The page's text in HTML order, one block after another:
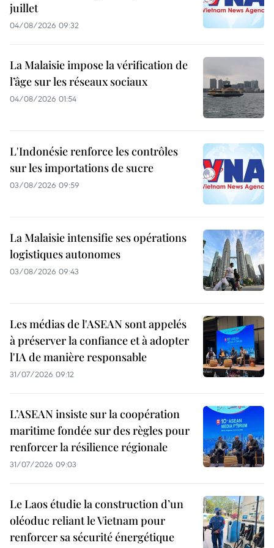
juillet
04/08/2026 09:32
La Malaisie impose la vérification de
l’âge sur les réseaux sociaux
04/08/2026 01:54
L'Indonésie renforce les contrôles
sur les importations de sucre
03/08/2026 09:59
La Malaisie intensifie ses opérations
logistiques autonomes
03/08/2026 09:43
Les médias de l'ASEAN sont appelés
à préserver la confiance et à adopter
l'IA de manière responsable
31/07/2026 09:12
L’ASEAN insiste sur la coopération
maritime fondée sur des règles pour
renforcer la résilience régionale
31/07/2026 09:03
Le Laos étudie la construction d’un
oléoduc reliant le Vietnam pour
renforcer sa sécurité énergétique